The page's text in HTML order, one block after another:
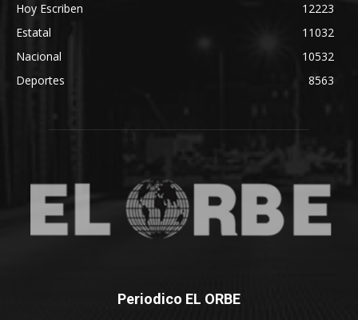
Hoy Escriben
12223
Estatal
11032
Nacional
10532
Deportes
8563
Periodico EL ORBE